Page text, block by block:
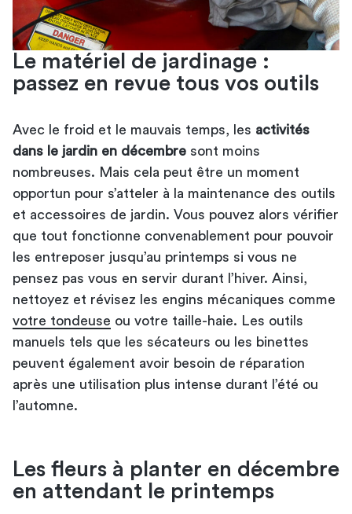
Le matériel de jardinage :
passez en revue tous vos outils
Avec le froid et le mauvais temps, les activités
dans le jardin en décembre sont moins
nombreuses. Mais cela peut être un moment
opportun pour s’atteler à la maintenance des outils
et accessoires de jardin. Vous pouvez alors vérifier
que tout fonctionne convenablement pour pouvoir
les entreposer jusqu’au printemps si vous ne
pensez pas vous en servir durant l’hiver. Ainsi,
nettoyez et révisez les engins mécaniques comme
votre tondeuse ou votre taille-haie. Les outils
manuels tels que les sécateurs ou les binettes
peuvent également avoir besoin de réparation
après une utilisation plus intense durant l’été ou
l’automne.
Les fleurs à planter en décembre
en attendant le printemps